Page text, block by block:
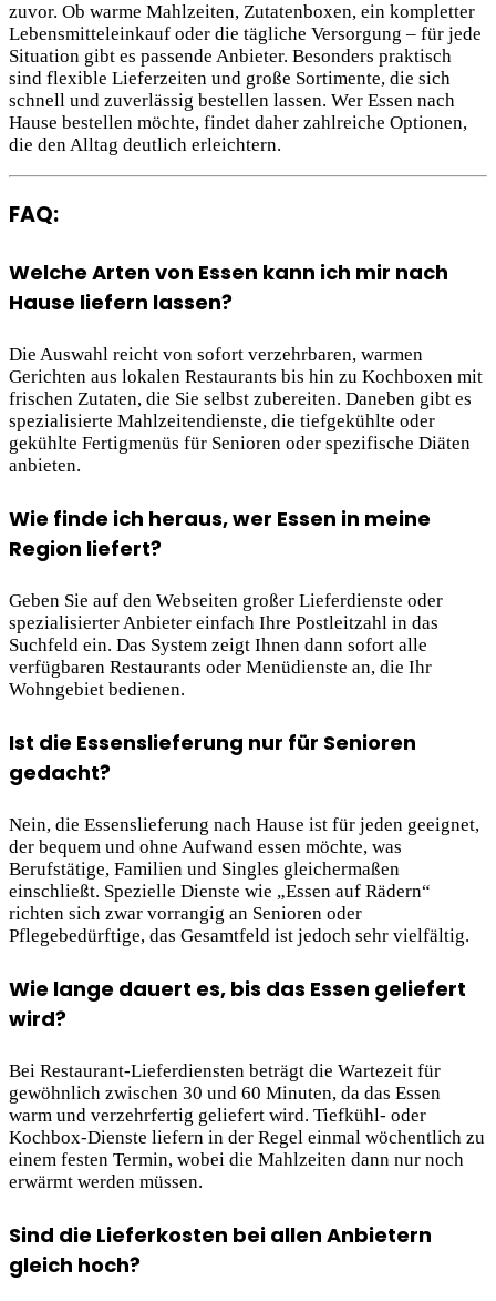
zuvor. Ob warme Mahlzeiten, Zutatenboxen, ein kompletter
Lebensmitteleinkauf oder die tägliche Versorgung – für jede
Situation gibt es passende Anbieter. Besonders praktisch
sind flexible Lieferzeiten und große Sortimente, die sich
schnell und zuverlässig bestellen lassen. Wer Essen nach
Hause bestellen möchte, findet daher zahlreiche Optionen,
die den Alltag deutlich erleichtern.
FAQ:
Welche Arten von Essen kann ich mir nach
Hause liefern lassen?
Die Auswahl reicht von sofort verzehrbaren, warmen
Gerichten aus lokalen Restaurants bis hin zu Kochboxen mit
frischen Zutaten, die Sie selbst zubereiten. Daneben gibt es
spezialisierte Mahlzeitendienste, die tiefgekühlte oder
gekühlte Fertigmenüs für Senioren oder spezifische Diäten
anbieten.
Wie finde ich heraus, wer Essen in meine
Region liefert?
Geben Sie auf den Webseiten großer Lieferdienste oder
spezialisierter Anbieter einfach Ihre Postleitzahl in das
Suchfeld ein. Das System zeigt Ihnen dann sofort alle
verfügbaren Restaurants oder Menüdienste an, die Ihr
Wohngebiet bedienen.
Ist die Essenslieferung nur für Senioren
gedacht?
Nein, die Essenslieferung nach Hause ist für jeden geeignet,
der bequem und ohne Aufwand essen möchte, was
Berufstätige, Familien und Singles gleichermaßen
einschließt. Spezielle Dienste wie „Essen auf Rädern“
richten sich zwar vorrangig an Senioren oder
Pflegebedürftige, das Gesamtfeld ist jedoch sehr vielfältig.
Wie lange dauert es, bis das Essen geliefert
wird?
Bei Restaurant-Lieferdiensten beträgt die Wartezeit für
gewöhnlich zwischen 30 und 60 Minuten, da das Essen
warm und verzehrfertig geliefert wird. Tiefkühl- oder
Kochbox-Dienste liefern in der Regel einmal wöchentlich zu
einem festen Termin, wobei die Mahlzeiten dann nur noch
erwärmt werden müssen.
Sind die Lieferkosten bei allen Anbietern
gleich hoch?